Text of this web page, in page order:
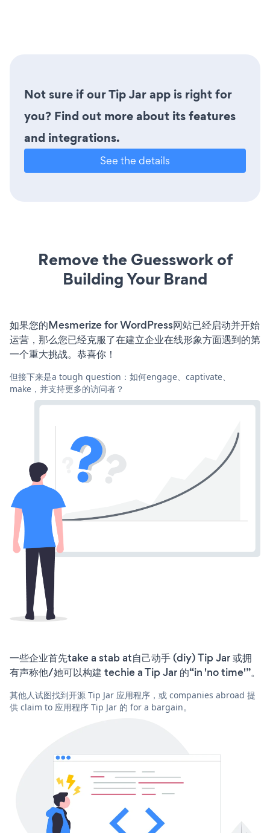
Not sure if our Tip Jar app is right for
you? Find out more about its features
and integrations.
See the details
Remove the Guesswork of
Building Your Brand
如果您的Mesmerize for WordPress网站已经启动并开始
运营，那么您已经克服了在建立企业在线形象方面遇到的第
一个重大挑战。恭喜你！
但接下来是a tough question：如何engage、captivate、
make，并支持更多的访问者？
一些企业首先take a stab at自己动手 (diy) Tip Jar 或拥
有声称他/她可以构建 techie a Tip Jar 的“in 'no time'”。
其他人试图找到开源 Tip Jar 应用程序，或 companies abroad 提
供 claim to 应用程序 Tip Jar 的 for a bargain。